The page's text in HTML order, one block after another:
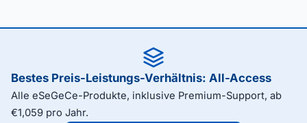
Bestes Preis-Leistungs-Verhältnis: All-Access
Alle eSeGeCe-Produkte, inklusive Premium-Support, ab
€1,059 pro Jahr.